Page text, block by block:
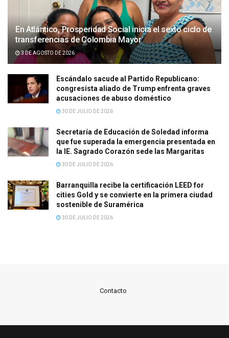
En Atlántico, Prosperidad Social inicia el sexto ciclo de
transferencias de Colombia Mayor
3 DE AGOSTO DE 2026
Escándalo sacude al Partido Republicano:
congresista aliado de Trump enfrenta graves
acusaciones de abuso doméstico
30 DE JULIO DE 2026
Secretaría de Educación de Soledad informa
que fue superada la emergencia presentada en
la IE. Sagrado Corazón sede las Margaritas
30 DE JULIO DE 2026
Barranquilla recibe la certificación LEED for
cities Gold y se convierte en la primera ciudad
sostenible de Suramérica
30 DE JULIO DE 2026
Contacto